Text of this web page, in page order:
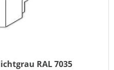
RAL 7035